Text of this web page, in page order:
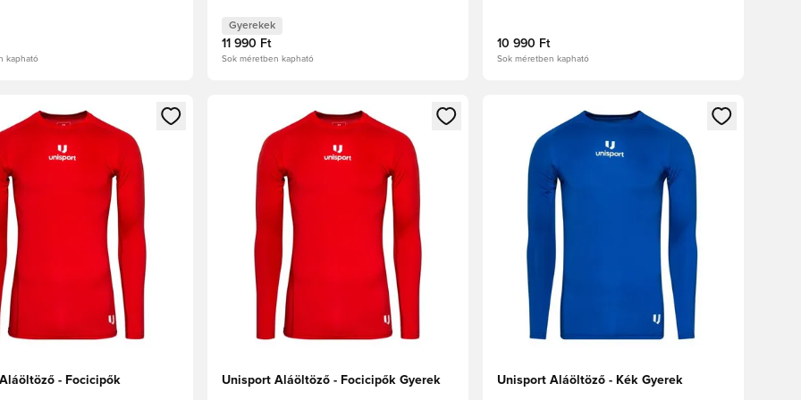
kapható
Gyerekek
11 990 Ft
Sok méretben kapható
10 990 Ft
Sok méretben kapható
való regisztrációhoz
modált a bejelentkezéshez vagy a tagként való regisztrációhoz
- Focicipők
Megnyit egy modált a bejelentkezéshez vagy a tagként való regisztrációhoz
Unisport Aláöltöző - Focicipők Gyerek
Megnyit egy modált a bejelentkezéshez vagy a
Unisport Aláöltöző - Kék Gyerek